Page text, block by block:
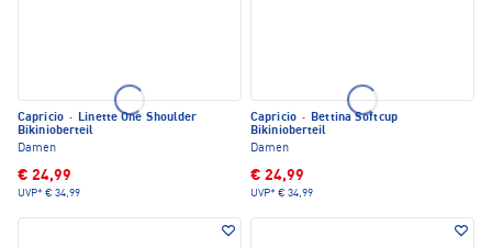
Capricio · Linette One Shoulder
Bikinioberteil
Damen
€ 24,99
UVP* € 34,99
Capricio · Bettina Softcup
Bikinioberteil
Damen
€ 24,99
UVP* € 34,99